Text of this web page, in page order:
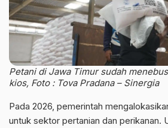
Petani di Jawa Timur sudah
kios, Foto : Tova Pradana – Sinergia
Pada 2026, pemerintah
untuk sektor pertanian dan perikanan.